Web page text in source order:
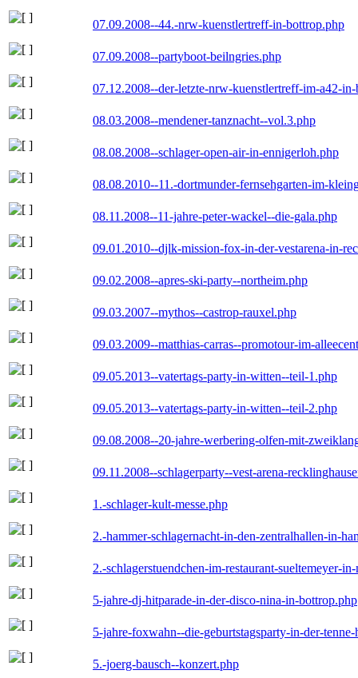
07.09.2008--44.-nrw-kuenstlertreff-in-bottrop.php
07.09.2008--partyboot-beilngries.php
07.12.2008--der-letzte-nrw-kuenstlertreff-im-a42-
08.03.2008--mendener-tanznacht--vol.3.php
08.08.2008--schlager-open-air-in-ennigerloh.php
08.08.2010--11.-dortmunder-fernsehgarten-im-
08.11.2008--11-jahre-peter-wackel--die-gala.php
09.01.2010--djlk-mission-fox-in-der-vestarena-in-
09.02.2008--apres-ski-party--northeim.php
09.03.2007--mythos--castrop-rauxel.php
09.03.2009--matthias-carras--promotour-im-
09.05.2013--vatertags-party-in-witten--teil-1.php
09.05.2013--vatertags-party-in-witten--teil-2.php
09.08.2008--20-jahre-werbering-olfen-mit-
09.11.2008--schlagerparty--vest-arena-
1.-schlager-kult-messe.php
2.-hammer-schlagernacht-in-den-zentralhallen-in-
2.-schlagerstuendchen-im-restaurant-sueltemeyer-
5-jahre-dj-hitparade-in-der-disco-nina-in-bottrop.php
5-jahre-foxwahn--die-geburtstagsparty-in-der-tenne-
5.-joerg-bausch--konzert.php